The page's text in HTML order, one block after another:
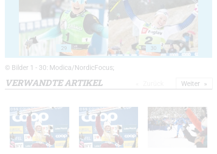
29 30
© Bilder 1 - 30: Modica/NordicFocus;
VERWANDTE ARTIKEL Weiter